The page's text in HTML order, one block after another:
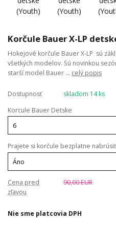
Korčule Bauer X-LP
Hokejové korčule Bauer X-LP sú
všetkých modelov. Sú novinkou
starší model Bauer ... celý popis
Dostupnosť
skladom 14 ks
Korcule Bauer Detske
Prajete si korčule bezplatne
Cena pred
zľavou
90,00 EUR
Nie sme platcovia DPH